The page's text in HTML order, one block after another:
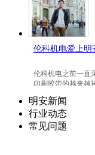
包装的牛皮纸胶带
伦科机电爱上明
伦科机电之前一直
印刷胶带的越来越
明安新闻
行业动态
常见问题